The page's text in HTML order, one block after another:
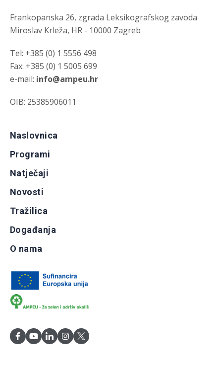
Frankopanska 26, zgrada Leksikografskog zavoda
Miroslav Krleža, HR - 10000 Zagreb
Tel: +385 (0) 1 5556 498
Fax: +385 (0) 1 5005 699
e-mail: info@ampeu.hr
OIB: 25385906011
Naslovnica
Programi
Natječaji
Novosti
Tražilica
Događanja
O nama